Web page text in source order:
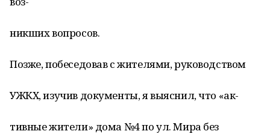
никших вопросов.
Позже, побеседовав с жителями, руководством
УЖКХ, изучив документы, я выяснил, что «ак-
тивные жители» дома №4 по ул. Мира без